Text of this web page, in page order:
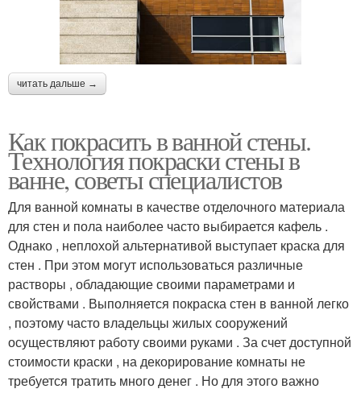
читать дальше →
Как покрасить в ванной стены.
Технология покраски стены в
ванне, советы специалистов
Для ванной комнаты в качестве отделочного материала
для стен и пола наиболее часто выбирается кафель .
Однако , неплохой альтернативой выступает краска для
стен . При этом могут использоваться различные
растворы , обладающие своими параметрами и
свойствами . Выполняется покраска стен в ванной легко
, поэтому часто владельцы жилых сооружений
осуществляют работу своими руками . За счет доступной
стоимости краски , на декорирование комнаты не
требуется тратить много денег . Но для этого важно